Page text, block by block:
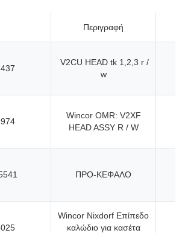
Περιγραφή
V2CU HEAD tk 1,2,3 r /
w
Wincor OMR: V2XF
HEAD ASSY R / W
ΠΡΟ-ΚΕΦΑΛΟ
Wincor Nixdorf Επίπεδο
καλώδιο για κασέτα